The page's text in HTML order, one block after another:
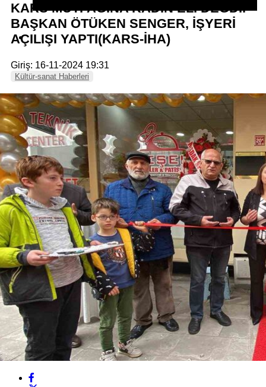
KÜNYE
KARS MUTFAĞINA KADIN ELİ DEĞDİ.
BAŞKAN ÖTÜKEN SENGER, İŞYERİ
AÇILIŞI YAPTI(KARS-İHA)
Giriş: 16-11-2024 19:31
Kültür-sanat Haberleri